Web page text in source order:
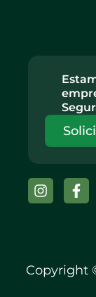
f
Copyright